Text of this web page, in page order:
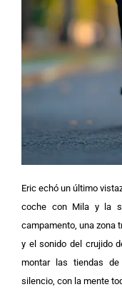
Eric echó un último
coche con Mila y la
campamento, una zona
y el sonido del crujido
montar las tiendas de
silencio, con la mente